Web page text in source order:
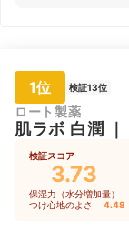
1位 検証13位
ロート製薬
肌ラボ 白潤
検証スコア
3.73
保湿力（水分増加量）
つけ心地のよさ 4.48